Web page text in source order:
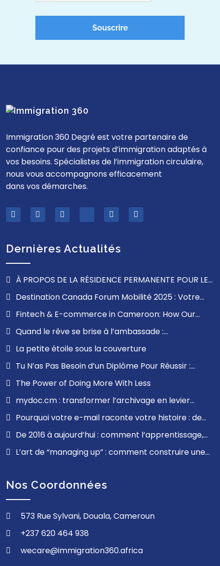
Souscrire
Immigration 360 Degré est votre partenaire de
confiance pour des projets d’immigration adaptés à
vos besoins. Spécialistes de l’immigration circulaire,
nous vous accompagnons efficacement
dans vos démarches.
Dernières Actualités
À PROPOS DE LA RÉSIDENCE PERMANENTE POUR LES
FRANCOPHONES À L’EXTÉRIEUR DU QUÉBEC
Destination Canada Forum Mobilité 2025 : Votre
Opportunité de Travailler au Canada
Fintech & E-commerce in Cameroon: How Our
Communication Solutions Can Revolutionize Your User
Experience
Quand le rêve se brise à l’ambassade :
comprendre l’impact d’un refus de visa et trouver la
force d’avancer
La petite étoile sous la couverture
Tu N’as Pas Besoin d’un Diplôme Pour Réussir :
Leçons de Mon Parcours
The Power of Doing More With Less
mydoc.cm : transformer l’archivage en levier
stratégique pour les entreprises en Afrique
francophone
Pourquoi votre e-mail raconte votre histoire : de
Gmail à ProfessionalMail.cm, la souveraineté
De 2016 à aujourd’hui : comment l’apprentissage,
l’empathie et la résilience ont façonné mon parcours
L’art de “managing up” : comment construire une
Nos Coordonnées
573 Rue Sylvani, Douala, Cameroun
+237 620 464 938
wecare@immigration360.africa